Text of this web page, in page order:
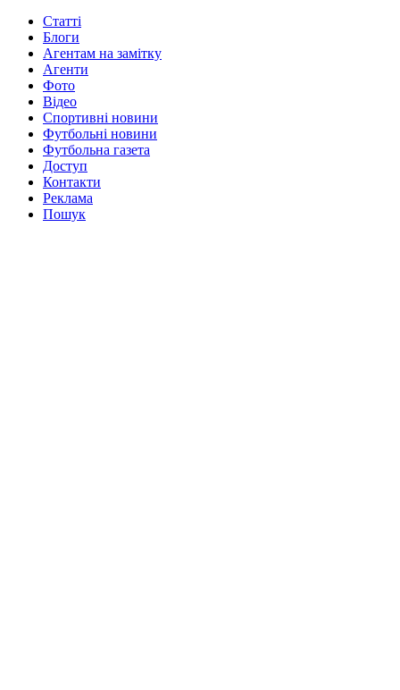
Статті
Блоги
Агентам на замітку
Агенти
Фото
Відео
Спортивні новини
Футбольні новини
Футбольна газета
Доступ
Контакти
Реклама
Пошук